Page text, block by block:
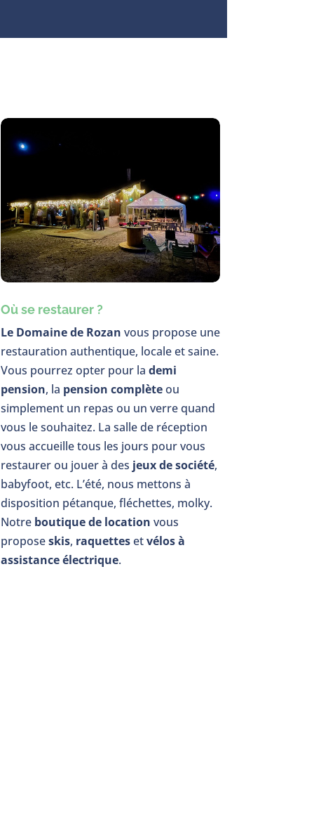
Où se restaurer ?
Le Domaine de Rozan vous propose une
restauration authentique, locale et saine.
Vous pourrez opter pour la demi
pension, la pension complèteou
simplement un repas ou un verre quand
vous le souhaitez. La salle de réception
vous accueille tous les jours pour vous
restaurer ou jouer à des jeux de société,
babyfoot, etc. L’été, nous mettons à
disposition pétanque, fléchettes, molky.
Notre boutique de location vous
proposeskis, raquettesetvélos à
assistance électrique.